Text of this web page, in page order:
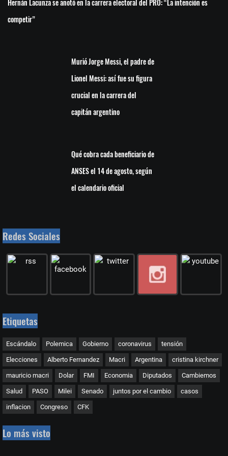
Hernán Lacunza se anotó en la carrera electoral del PRO: “La intención es
competir”
Murió Jorge Messi, el padre de
Lionel Messi: así fue su figura
crucial en la carrera del
capitán argentino
Qué cobra cada beneficiario de
ANSES el 14 de agosto, según
el calendario oficial
Redes Sociales
Etiquetas
Escándalo Polemica Gobierno coronavirus tensión
Elecciones Alberto Fernandez Macri Argentina cristina kirchner
mauricio macri Dolar FMI Economia Diputados Cambiemos
Salud PASO Milei Senado juntos por el cambio casos
inflacion Congreso CFK
Lo más visto